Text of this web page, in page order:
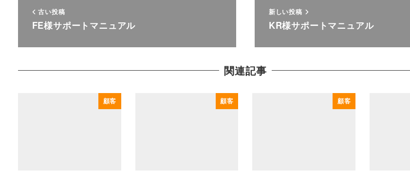
古い投稿
FE様サポートマニュアル
新しい投稿
KR様サポートマニュアル
関連記事
顧客 顧客 顧客